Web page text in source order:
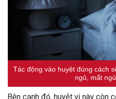
Tác động vào huyệt đúng cách
ngủ, mất
Bên cạnh đó, huyệt vị này còn